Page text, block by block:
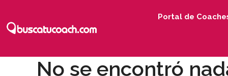
Portal de
No se encontró